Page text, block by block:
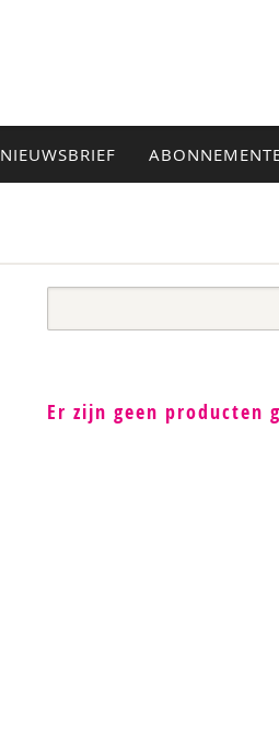
NIEUWSBRIEF
Er zijn geen producten